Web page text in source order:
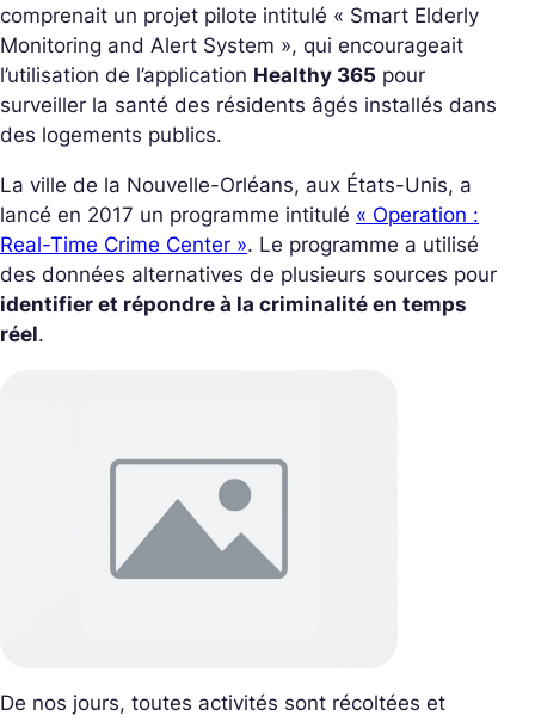
comprenait un projet pilote intitulé « Smart Elderly
Monitoring and Alert System », qui encourageait
l’utilisation de l’application Healthy 365 pour
surveiller la santé des résidents âgés installés dans
des logements publics.
La ville de la Nouvelle-Orléans, aux États-Unis, a
lancé en 2017 un programme intitulé « Operation :
Real-Time Crime Center ». Le programme a utilisé
des données alternatives de plusieurs sources pour
identifier et répondre à la criminalité en temps
réel.
De nos jours, toutes activités sont récoltées et